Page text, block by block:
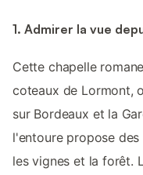
1. Admirer la vue
Cette chapelle
coteaux de Lormont,
sur Bordeaux et la
l'entoure propose
les vignes et la forêt.